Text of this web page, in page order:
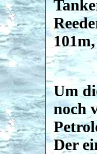
Um
noch
Der